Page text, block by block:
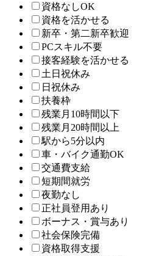
資格なしOK
資格を活かせる
新卒・第二新卒歓迎
PCスキル不要
接客経験を活かせる
土日祝休み
日祝休み
扶養枠
残業月10時間以下
残業月20時間以上
駅から5分以内
車・バイク通勤OK
交通費支給
短期間就労
夜勤なし
正社員登用あり
ボーナス・賞与あり
社会保険完備
資格取得支援